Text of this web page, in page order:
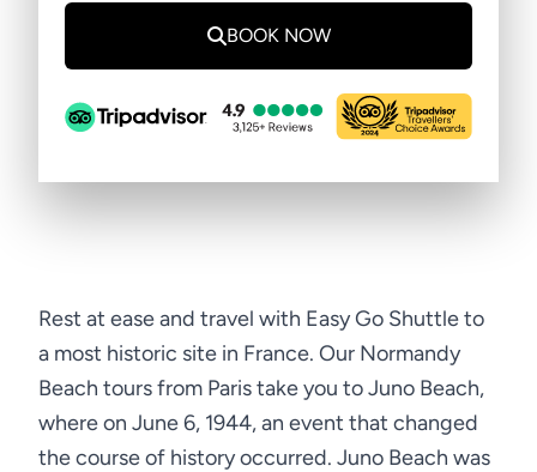
BOOK NOW
Rest at ease and travel with Easy Go Shuttle to
a most historic site in France. Our Normandy
Beach tours from Paris take you to Juno Beach,
where on June 6, 1944, an event that changed
the course of history occurred. Juno Beach was